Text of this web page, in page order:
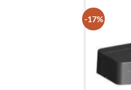
-17%